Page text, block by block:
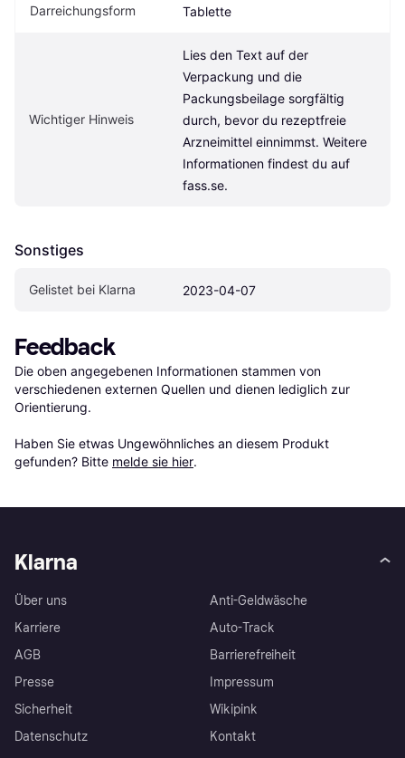
Darreichungsform Tablette
Wichtiger Hinweis
Lies den Text auf der
Verpackung und die
Packungsbeilage sorgfältig
durch, bevor du rezeptfreie
Arzneimittel einnimmst. Weitere
Informationen findest du auf
fass.se.
Sonstiges
Gelistet bei Klarna 2023-04-07
Feedback
Die oben angegebenen Informationen stammen von
verschiedenen externen Quellen und dienen lediglich zur
Orientierung.
Haben Sie etwas Ungewöhnliches an diesem Produkt
gefunden? Bitte melde sie hier.
Klarna
Über uns
Karriere
AGB
Presse
Sicherheit
Datenschutz
Anti-Geldwäsche
Auto-Track
Barrierefreiheit
Impressum
Wikipink
Kontakt